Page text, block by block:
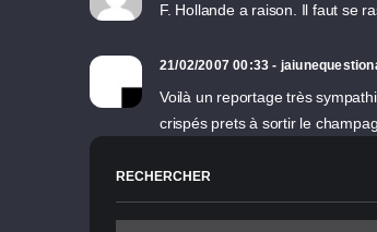
F. Hollande a raison. Il faut se
21/02/2007 00:33 -
Voilà un reportage très
crispés prets à sortir le
RECHERCHER